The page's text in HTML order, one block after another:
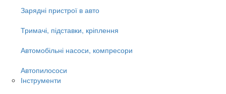
Зарядні пристрої в авто
Тримачі, підставки, кріплення
Автомобільні насоси, компресори
Автопилососи
Інструменти